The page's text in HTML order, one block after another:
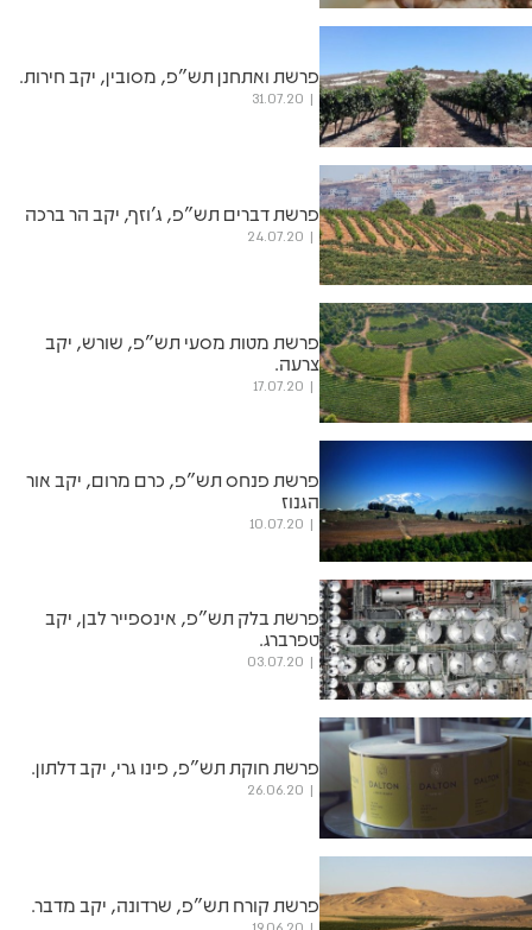
פרשת ואתחנן תש"פ, מסובין, יקב חירות.
31.07.20
פרשת דברים תש"פ, ג'וזף, יקב הר ברכה
24.07.20
פרשת מטות מסעי תש"פ, שורש, יקב
צרעה.
17.07.20
פרשת פנחס תש"פ, כרם מרום, יקב אור
הגנוז
10.07.20
פרשת בלק תש"פ, אינספייר לבן, יקב
טפרברג.
03.07.20
פרשת חוקת תש"פ, פינו גרי, יקב דלתון.
26.06.20
פרשת קורח תש"פ, שרדונה, יקב מדבר.